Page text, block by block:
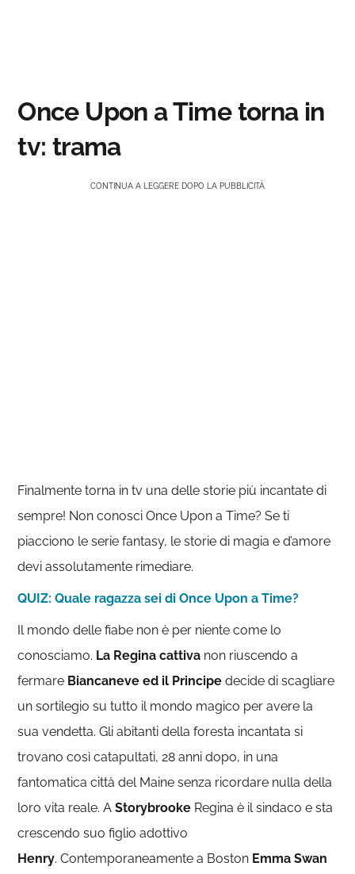
Once Upon a Time torna in
tv: trama
CONTINUA A LEGGERE DOPO LA PUBBLICITÀ
Finalmente torna in tv una delle storie più incantate di
sempre! Non conosci Once Upon a Time? Se ti
piacciono le serie fantasy, le storie di magia e d’amore
devi assolutamente rimediare.
QUIZ: Quale ragazza sei di Once Upon a Time?
Il mondo delle fiabe non è per niente come lo
conosciamo. La Regina cattiva non riuscendo a
fermare Biancaneve ed il Principe decide di scagliare
un sortilegio su tutto il mondo magico per avere la
sua vendetta. Gli abitanti della foresta incantata si
trovano così catapultati, 28 anni dopo, in una
fantomatica città del Maine senza ricordare nulla della
loro vita reale. A Storybrooke Regina è il sindaco e sta
crescendo suo figlio adottivo
Henry. Contemporaneamente a Boston Emma Swan